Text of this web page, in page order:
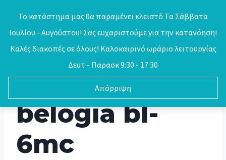
Το κατάστημα μας θα παραμένει κλειστό Τα Σάββατα
Ιουλίου - Αυγούστου! Σας ευχαριστούμε για την κατανόηση!
Καλές διακοπές σε όλους! Καλοκαιρινό ωράριο λειτουργίας
Δευτ - Παρασκ 9:30 - 17:30
Απόρριψη
0
belogia bl-
6mc